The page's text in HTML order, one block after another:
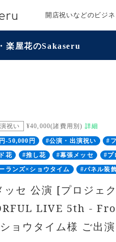
開店祝いなどのビジ
楽屋花のSakaseru
祝い ¥40,000(諸費用別) 詳細
-50,000円 #公演・出演祝い
#
花
#推し花 #幕張メッセ
#プ
ランズ×ショウタイム
#パネル装
ッセ 公演 [プロジェ
LIVE 5th -
ョウタイム様 ご出